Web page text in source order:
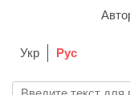
Укр Рус